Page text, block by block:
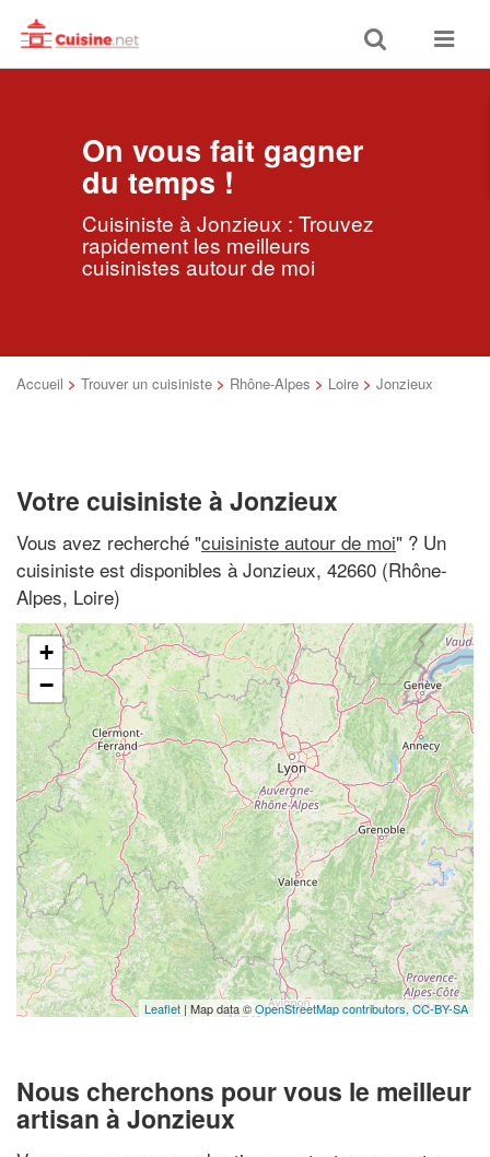
Toggle
search
Toggle
On vous fait gagner
du temps !
Cuisiniste à Jonzieux : Trouvez
rapidement les meilleurs
cuisinistes autour de moi
Accueil > Trouver un cuisiniste > Rhône-Alpes > Loire > Jonzieux
Votre cuisiniste à Jonzieux
Vous avez recherché "cuisiniste autour de moi" ? Un
cuisiniste est disponibles à Jonzieux, 42660 (Rhône-
Alpes, Loire)
+
−
Leaflet | Map data ©OpenStreetMap contributors, CC-BY-SA
Nous cherchons pour vous le meilleur
artisan à Jonzieux